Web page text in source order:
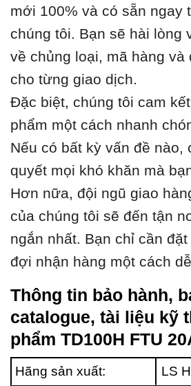
mới 100% và có sẵn ngay
chúng tôi. Bạn sẽ hài lòng
về chủng loại, mã hàng
cho từng giao dịch.
Đặc biệt, chúng tôi cam
phẩm một cách nhanh
Nếu có bất kỳ vấn đề nào,
quyết mọi khó khăn mà
Hơn nữa, đội ngũ giao
của chúng tôi sẽ đến tận
ngắn nhất. Bạn chỉ cần
đợi nhận hàng một cách
Thông tin bảo hành,
catalogue, tài liệu kỹ
phẩm TD100H FTU
Hãng sản xuất:
LS